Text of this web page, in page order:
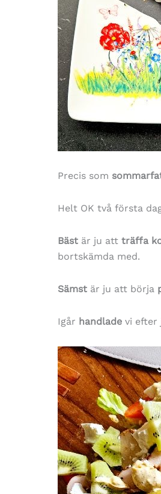
Precis som
Helt OK två första
Bäst är ju att träffa
bortskämda med.
Sämst är ju att börja
Igår handlade vi efter